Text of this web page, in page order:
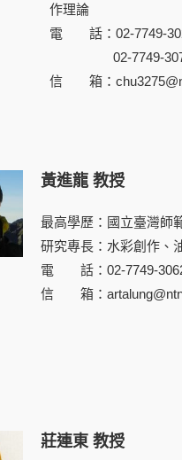
作理論
電 話：02-7749-
02-7749-
信 箱：
黃進龍 教授
最高學歷：國立臺灣師
研究專長：水彩創作、
電 話：02-7749-
信 箱：
莊連東 教授